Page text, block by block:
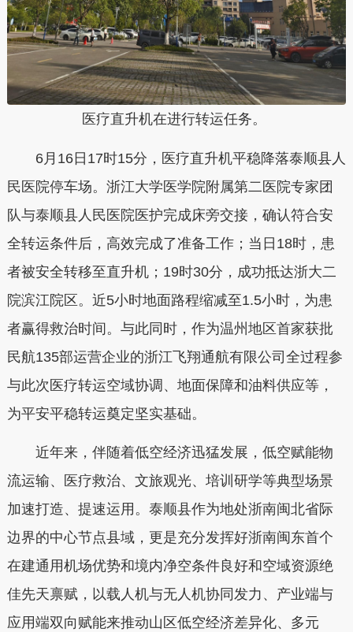
医疗直升机在进行转运任务。
6月16日17时15分，医疗直升机平稳降落泰顺县人
民医院停车场。浙江大学医学院附属第二医院专家团
队与泰顺县人民医院医护完成床旁交接，确认符合安
全转运条件后，高效完成了准备工作；当日18时，患
者被安全转移至直升机；19时30分，成功抵达浙大二
院滨江院区。近5小时地面路程缩减至1.5小时，为患
者赢得救治时间。与此同时，作为温州地区首家获批
民航135部运营企业的浙江飞翔通航有限公司全过程参
与此次医疗转运空域协调、地面保障和油料供应等，
为平安平稳转运奠定坚实基础。
近年来，伴随着低空经济迅猛发展，低空赋能物
流运输、医疗救治、文旅观光、培训研学等典型场景
加速打造、提速运用。泰顺县作为地处浙南闽北省际
边界的中心节点县域，更是充分发挥好浙南闽东首个
在建通用机场优势和境内净空条件良好和空域资源绝
佳先天禀赋，以载人机与无人机协同发力、产业端与
应用端双向赋能来推动山区低空经济差异化、多元